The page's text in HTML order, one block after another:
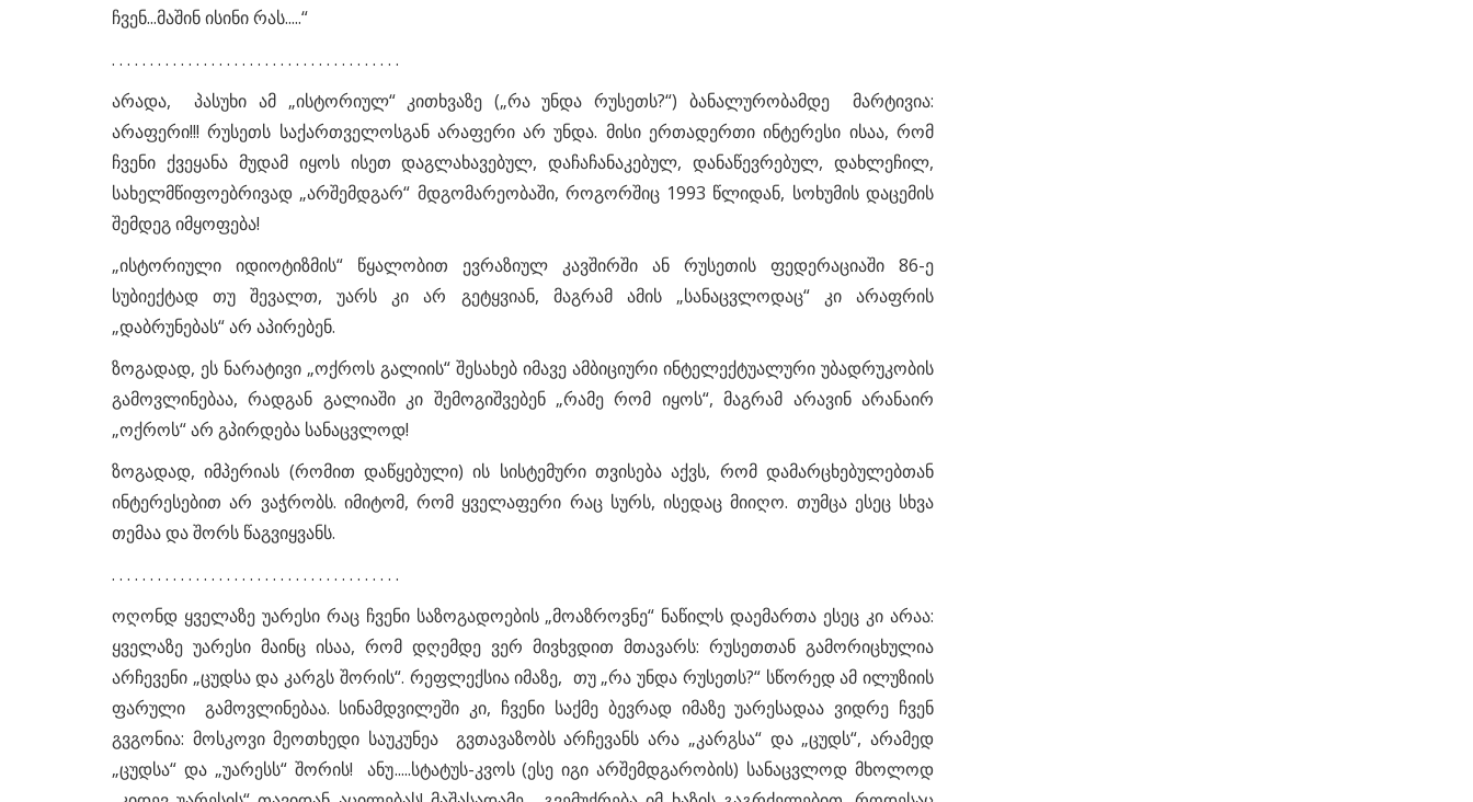
ჩვენ...მაშინ ისინი რას.....“
. . . . . . . . . . . . . . . . . . . . . . . . . . . . . . . . . . . . . .
არადა, პასუხი ამ „ისტორიულ“ კითხვაზე („რა უნდა რუსეთს?“) ბანალურობამდე მარტივია:
არაფერი!!! რუსეთს საქართველოსგან არაფერი არ უნდა. მისი ერთადერთი ინტერესი ისაა, რომ
ჩვენი ქვეყანა მუდამ იყოს ისეთ დაგლახავებულ, დაჩაჩანაკებულ, დანაწევრებულ, დახლეჩილ,
სახელმწიფოებრივად „არშემდგარ“ მდგომარეობაში, როგორშიც 1993 წლიდან, სოხუმის დაცემის
შემდეგ იმყოფება!
„ისტორიული იდიოტიზმის“ წყალობით ევრაზიულ კავშირში ან რუსეთის ფედერაციაში 86-ე
სუბიექტად თუ შევალთ, უარს კი არ გეტყვიან, მაგრამ ამის „სანაცვლოდაც“ კი არაფრის
„დაბრუნებას“ არ აპირებენ.
ზოგადად, ეს ნარატივი „ოქროს გალიის“ შესახებ იმავე ამბიციური ინტელექტუალური უბადრუკობის
გამოვლინებაა, რადგან გალიაში კი შემოგიშვებენ „რამე რომ იყოს“, მაგრამ არავინ არანაირ
„ოქროს“ არ გპირდება სანაცვლოდ!
ზოგადად, იმპერიას (რომით დაწყებული) ის სისტემური თვისება აქვს, რომ დამარცხებულებთან
ინტერესებით არ ვაჭრობს. იმიტომ, რომ ყველაფერი რაც სურს, ისედაც მიიღო. თუმცა ესეც სხვა
თემაა და შორს წაგვიყვანს.
. . . . . . . . . . . . . . . . . . . . . . . . . . . . . . . . . . . . . .
ოღონდ ყველაზე უარესი რაც ჩვენი საზოგადოების „მოაზროვნე“ ნაწილს დაემართა ესეც კი არაა:
ყველაზე უარესი მაინც ისაა, რომ დღემდე ვერ მივხვდით მთავარს: რუსეთთან გამორიცხულია
არჩევენი „ცუდსა და კარგს შორის“. რეფლექსია იმაზე, თუ „რა უნდა რუსეთს?“ სწორედ ამ ილუზიის
ფარული გამოვლინებაა. სინამდვილეში კი, ჩვენი საქმე ბევრად იმაზე უარესადაა ვიდრე ჩვენ
გვგონია: მოსკოვი მეოთხედი საუკუნეა გვთავაზობს არჩევანს არა „კარგსა“ და „ცუდს“, არამედ
„ცუდსა“ და „უარესს“ შორის! ანუ.....სტატუს-კვოს (ესე იგი არშემდგარობის) სანაცვლოდ მხოლოდ